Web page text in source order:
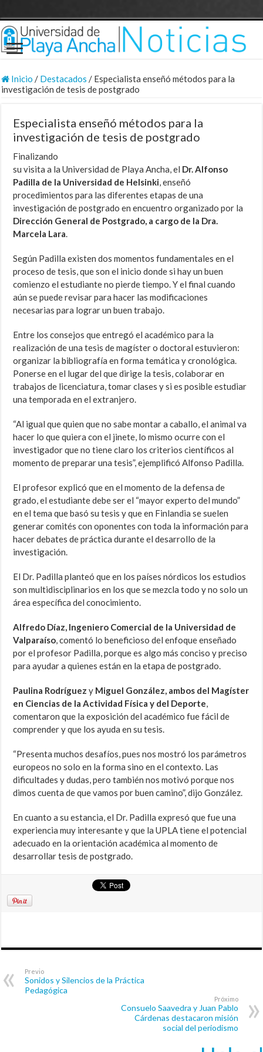
Inicio / Destacados / Especialista enseñó métodos para la
investigación de tesis de postgrado
Especialista enseñó métodos para la
investigación de tesis de postgrado
Finalizando
su visita a la Universidad de Playa Ancha, el Dr. Alfonso
Padilla de la Universidad de Helsinki, enseñó
procedimientos para las diferentes etapas de una
investigación de postgrado en encuentro organizado por la
Dirección General de Postgrado, a cargo de la Dra.
Marcela Lara.
Según Padilla existen dos momentos fundamentales en el
proceso de tesis, que son el inicio donde si hay un buen
comienzo el estudiante no pierde tiempo. Y el final cuando
aún se puede revisar para hacer las modificaciones
necesarias para lograr un buen trabajo.
Entre los consejos que entregó el académico para la
realización de una tesis de magíster o doctoral estuvieron:
organizar la bibliografía en forma temática y cronológica.
Ponerse en el lugar del que dirige la tesis, colaborar en
trabajos de licenciatura, tomar clases y si es posible estudiar
una temporada en el extranjero.
“Al igual que quien que no sabe montar a caballo, el animal va
hacer lo que quiera con el jinete, lo mismo ocurre con el
investigador que no tiene claro los criterios científicos al
momento de preparar una tesis”, ejemplificó Alfonso Padilla.
El profesor explicó que en el momento de la defensa de
grado, el estudiante debe ser el “mayor experto del mundo”
en el tema que basó su tesis y que en Finlandia se suelen
generar comités con oponentes con toda la información para
hacer debates de práctica durante el desarrollo de la
investigación.
El Dr. Padilla planteó que en los países nórdicos los estudios
son multidisciplinarios en los que se mezcla todo y no solo un
área específica del conocimiento.
Alfredo Díaz, Ingeniero Comercial de la Universidad de
Valparaíso, comentó lo beneficioso del enfoque enseñado
por el profesor Padilla, porque es algo más conciso y preciso
para ayudar a quienes están en la etapa de postgrado.
Paulina Rodríguez y Miguel González, ambos del Magíster
en Ciencias de la Actividad Física y del Deporte,
comentaron que la exposición del académico fue fácil de
comprender y que los ayuda en su tesis.
“Presenta muchos desafíos, pues nos mostró los parámetros
europeos no solo en la forma sino en el contexto. Las
dificultades y dudas, pero también nos motivó porque nos
dimos cuenta de que vamos por buen camino”, dijo González.
En cuanto a su estancia, el Dr. Padilla expresó que fue una
experiencia muy interesante y que la UPLA tiene el potencial
adecuado en la orientación académica al momento de
desarrollar tesis de postgrado.
Previo
Sonidos y Silencios de la Práctica
Pedagógica
Próximo
Consuelo Saavedra y Juan Pablo
Cárdenas destacaron misión
social del periodismo